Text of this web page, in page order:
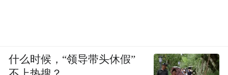
什么时候，“领导带头休假”